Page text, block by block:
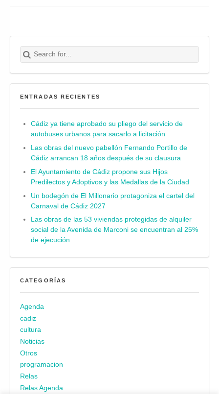
Search for:
Buscar
ENTRADAS RECIENTES
Cádiz ya tiene aprobado su pliego del servicio de
autobuses urbanos para sacarlo a licitación
Las obras del nuevo pabellón Fernando Portillo de
Cádiz arrancan 18 años después de su clausura
El Ayuntamiento de Cádiz propone sus Hijos
Predilectos y Adoptivos y las Medallas de la Ciudad
Un bodegón de El Millonario protagoniza el cartel del
Carnaval de Cádiz 2027
Las obras de las 53 viviendas protegidas de alquiler
social de la Avenida de Marconi se encuentran al 25%
de ejecución
CATEGORÍAS
Agenda
cadiz
cultura
Noticias
Otros
programacion
Relas
Relas Agenda